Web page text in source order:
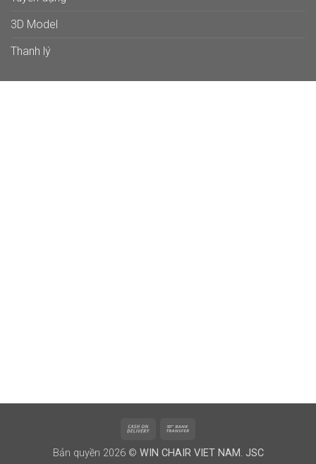
3D Model
Thanh lý
Cash
Delivery
Bản quyền 2026 © WIN CHAIR VIET NAM. JSC